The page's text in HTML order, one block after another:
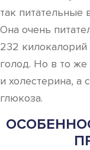
так питательные
Она очень
232 килокалорий
голод. Но в то
и холестерина, а
глюкоза.